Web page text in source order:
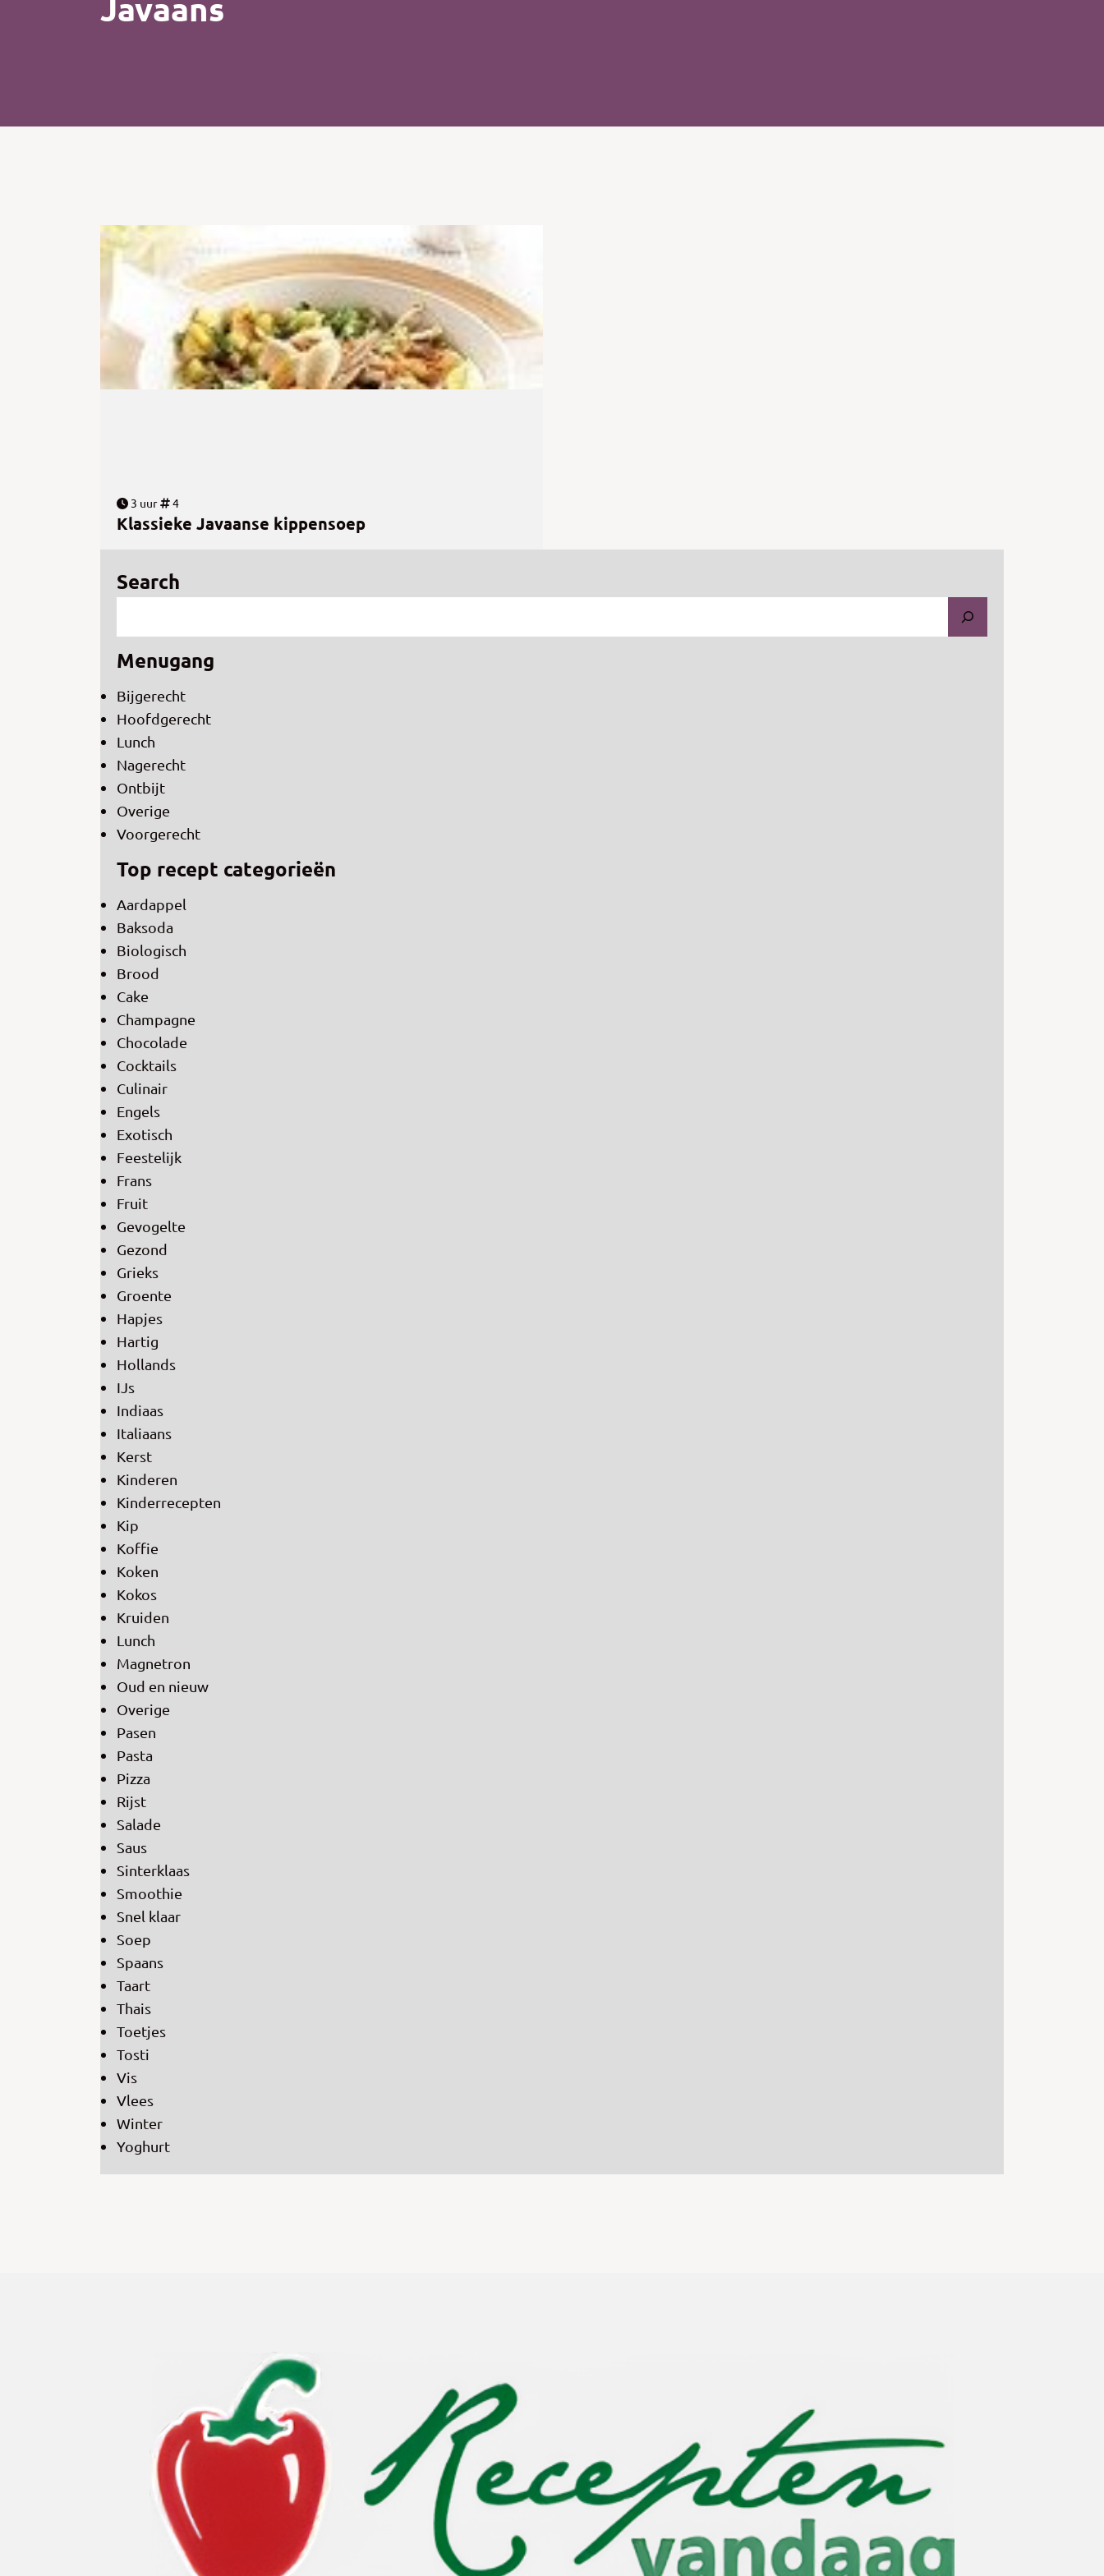
Salade
Vlees
3 uur 4
Klassieke Javaanse kippensoep
Search
Menugang
Bijgerecht
Hoofdgerecht
Lunch
Nagerecht
Ontbijt
Overige
Voorgerecht
Top recept categorieën
Aardappel
Baksoda
Biologisch
Brood
Cake
Champagne
Chocolade
Cocktails
Culinair
Engels
Exotisch
Feestelijk
Frans
Fruit
Gevogelte
Gezond
Grieks
Groente
Hapjes
Hartig
Hollands
IJs
Indiaas
Italiaans
Kerst
Kinderen
Kinderrecepten
Kip
Koffie
Koken
Kokos
Kruiden
Lunch
Magnetron
Oud en nieuw
Overige
Pasen
Pasta
Pizza
Rijst
Salade
Saus
Sinterklaas
Smoothie
Snel klaar
Soep
Spaans
Taart
Thais
Toetjes
Tosti
Vis
Vlees
Winter
Yoghurt